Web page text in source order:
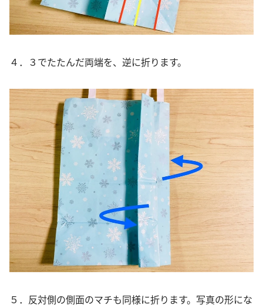
４．３でたたんだ両端を、逆に折ります。
５．反対側の側面のマチも同様に折ります。写真の形にな